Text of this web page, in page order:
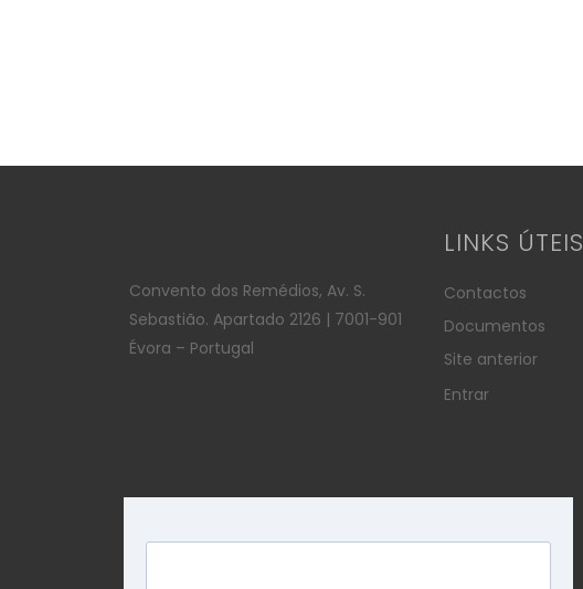
Convento dos Remédios, Av. S.
Sebastião. Apartado 2126 | 7001-901
Évora – Portugal
LINKS ÚTEIS
Contactos
Documentos
Site anterior
Entrar